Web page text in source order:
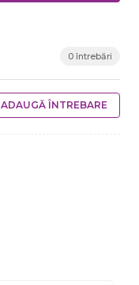
0 întrebări
ADAUGĂ ÎNTREBARE